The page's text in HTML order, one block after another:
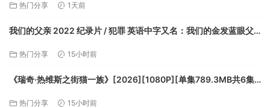
热门分享 1天前
我们的父亲 2022 纪录片 / 犯罪 英语中字又名：我们的金发蓝眼父
热门分享 15小时前
《瑞奇·热维斯之街猫一族》[2026][1080P][单集789.3MB共6集]
热门分享 15小时前